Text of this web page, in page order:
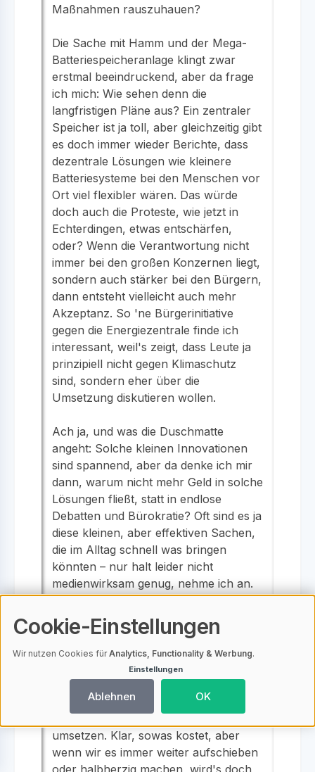
Maßnahmen rauszuhauen?
Die Sache mit Hamm und der Mega-
Batteriespeicheranlage klingt zwar
erstmal beeindruckend, aber da frage
ich mich: Wie sehen denn die
langfristigen Pläne aus? Ein zentraler
Speicher ist ja toll, aber gleichzeitig gibt
es doch immer wieder Berichte, dass
dezentrale Lösungen wie kleinere
Batteriesysteme bei den Menschen vor
Ort viel flexibler wären. Das würde
doch auch die Proteste, wie jetzt in
Echterdingen, etwas entschärfen,
oder? Wenn die Verantwortung nicht
immer bei den großen Konzernen liegt,
sondern auch stärker bei den Bürgern,
dann entsteht vielleicht auch mehr
Akzeptanz. So 'ne Bürgerinitiative
gegen die Energiezentrale finde ich
interessant, weil's zeigt, dass Leute ja
prinzipiell nicht gegen Klimaschutz
sind, sondern eher über die
Umsetzung diskutieren wollen.
Ach ja, und was die Duschmatte
angeht: Solche kleinen Innovationen
sind spannend, aber da denke ich mir
dann, warum nicht mehr Geld in solche
Lösungen fließt, statt in endlose
Debatten und Bürokratie? Oft sind es ja
diese kleinen, aber effektiven Sachen,
die im Alltag schnell was bringen
könnten – nur halt leider nicht
medienwirksam genug, nehme ich an.
Insgesamt wirkt das alles auf mich so,
als ob wir überall ein bisschen was tun
und dabei den roten Faden verlieren.
Vielleicht sollte die Priorität einfach
darauf liegen, dass wir die
vorhandenen Möglichkeiten besser
ausnutzen und vor allem schneller
umsetzen. Klar, sowas kostet, aber
wenn wir es immer weiter aufschieben
oder halbherzig machen, wird's doch
Cookie-Einstellungen
Wir nutzen Cookies fürAnalytics, Functionality & Werbung.
Einstellungen
Ablehnen OK